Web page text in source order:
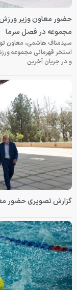
حضور معاون وزیر ورزش
مجموعه در فصل سرما
سیدمناف هاشمی، معاون
استخر قهرمانی مجموعه
و در جریان آخرین
گزارش تصویری حضور